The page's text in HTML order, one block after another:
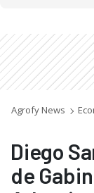
Agrofy News
Diego
de